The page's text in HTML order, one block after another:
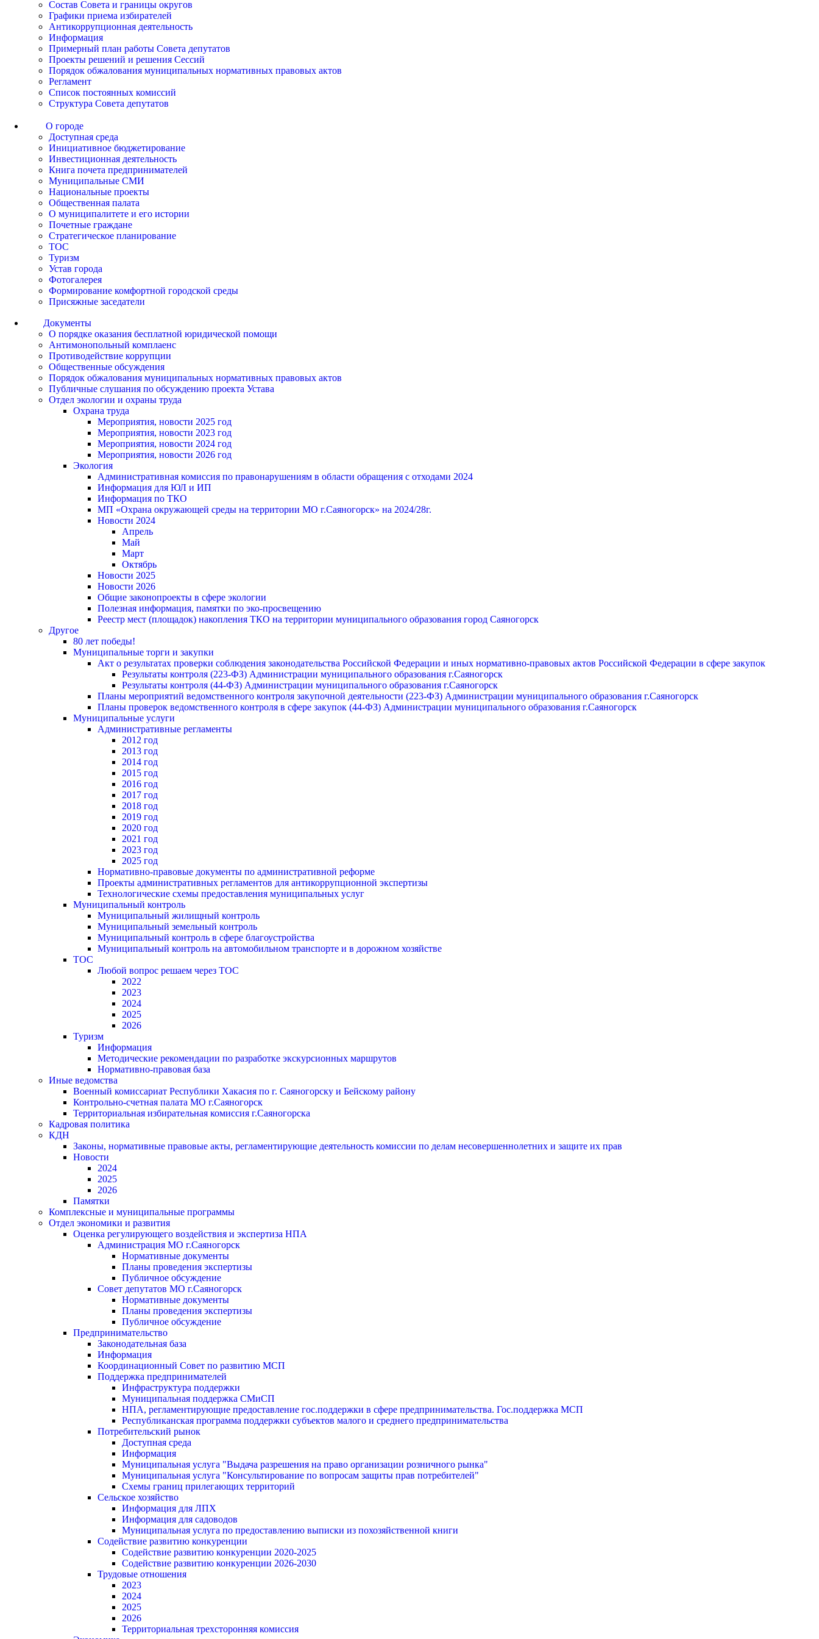
Состав Совета и границы округов
Графики приема избирателей
Антикоррупционная деятельность
Информация
Примерный план работы Совета депутатов
Проекты решений и решения Сессий
Порядок обжалования муниципальных нормативных правовых актов
Регламент
Список постоянных комиссий
Структура Совета депутатов
О городе
Доступная среда
Инициативное бюджетирование
Инвестиционная деятельность
Книга почета предпринимателей
Муниципальные СМИ
Национальные проекты
Общественная палата
О муниципалитете и его истории
Почетные граждане
Стратегическое планирование
ТОС
Туризм
Устав города
Фотогалерея
Формирование комфортной городской среды
Присяжные заседатели
Документы
О порядке оказания бесплатной юридической помощи
Антимонопольный комплаенс
Противодействие коррупции
Общественные обсуждения
Порядок обжалования муниципальных нормативных правовых актов
Публичные слушания по обсуждению проекта Устава
Отдел экологии и охраны труда
Охрана труда
Мероприятия, новости 2025 год
Мероприятия, новости 2023 год
Мероприятия, новости 2024 год
Мероприятия, новости 2026 год
Экология
Административная комиссия по правонарушениям в области обращения с отходами 2024
Информация для ЮЛ и ИП
Информация по ТКО
МП «Охрана окружающей среды на территории МО г.Саяногорск» на 2024/28г.
Новости 2024
Апрель
Май
Март
Октябрь
Новости 2025
Новости 2026
Общие законопроекты в сфере экологии
Полезная информация, памятки по эко-просвещению
Реестр мест (площадок) накопления ТКО на территории муниципального образования город Саяногорск
Другое
80 лет победы!
Муниципальные торги и закупки
Акт о результатах проверки соблюдения законодательства Российской Федерации и иных нормативно-правовых актов Российской Федерации в сфере закупок
Результаты контроля (223-ФЗ) Администрации муниципального образования г.Саяногорск
Результаты контроля (44-ФЗ) Администрации муниципального образования г.Саяногорск
Планы мероприятий ведомственного контроля закупочной деятельности (223-ФЗ) Администрации муниципального образования г.Саяногорск
Планы проверок ведомственного контроля в сфере закупок (44-ФЗ) Администрации муниципального образования г.Саяногорск
Муниципальные услуги
Административные регламенты
2012 год
2013 год
2014 год
2015 год
2016 год
2017 год
2018 год
2019 год
2020 год
2021 год
2023 год
2025 год
Нормативно-правовые документы по административной реформе
Проекты административных регламентов для антикоррупционной экспертизы
Технологические схемы предоставления муниципальных услуг
Муниципальный контроль
Муниципальный жилищный контроль
Муниципальный земельный контроль
Муниципальный контроль в сфере благоустройства
Муниципальный контроль на автомобильном транспорте и в дорожном хозяйстве
ТОС
Любой вопрос решаем через ТОС
2022
2023
2024
2025
2026
Туризм
Информация
Методические рекомендации по разработке экскурсионных маршрутов
Нормативно-правовая база
Иные ведомства
Военный комиссариат Республики Хакасия по г. Саяногорску и Бейскому району
Контрольно-счетная палата МО г.Саяногорск
Территориальная избирательная комиссия г.Саяногорска
Кадровая политика
КДН
Законы, нормативные правовые акты, регламентирующие деятельность комиссии по делам несовершеннолетних и защите их прав
Новости
2024
2025
2026
Памятки
Комплексные и муниципальные программы
Отдел экономики и развития
Оценка регулирующего воздействия и экспертиза НПА
Администрация МО г.Саяногорск
Нормативные документы
Планы проведения экспертизы
Публичное обсуждение
Совет депутатов МО г.Саяногорск
Нормативные документы
Планы проведения экспертизы
Публичное обсуждение
Предпринимательство
Законодательная база
Информация
Координационный Совет по развитию МСП
Поддержка предпринимателей
Инфраструктура поддержки
Муниципальная поддержка СМиСП
НПА, регламентирующие предоставление гос.поддержки в сфере предпринимательства. Гос.поддержка МСП
Республиканская программа поддержки субъектов малого и среднего предпринимательства
Потребительский рынок
Доступная среда
Информация
Муниципальная услуга "Выдача разрешения на право организации розничного рынка"
Муниципальная услуга "Консультирование по вопросам защиты прав потребителей"
Схемы границ прилегающих территорий
Сельское хозяйство
Информация для ЛПХ
Информация для садоводов
Муниципальная услуга по предоставлению выписки из похозяйственной книги
Содействие развитию конкуренции
Содействие развитию конкуренции 2020-2025
Содействие развитию конкуренции 2026-2030
Трудовые отношения
2023
2024
2025
2026
Территориальная трехсторонняя комиссия